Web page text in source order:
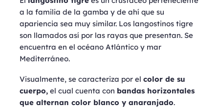
a la familia de la gamba y de ahí que su
apariencia sea muy similar. Los langostinos tigre
son llamados así por las rayas que presentan. Se
encuentra en el océano Atlántico y mar
Mediterráneo.
Visualmente, se caracteriza por el color de su
cuerpo, el cual cuenta con bandas horizontales
que alternan color blanco y anaranjado.